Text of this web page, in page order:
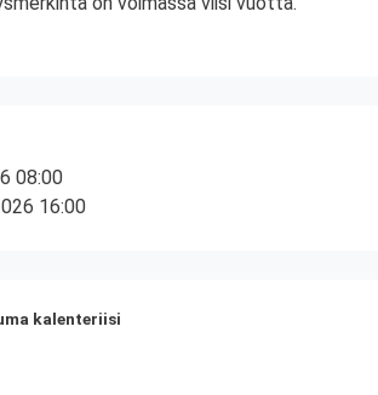
08:00
16:00
kalenteriisi